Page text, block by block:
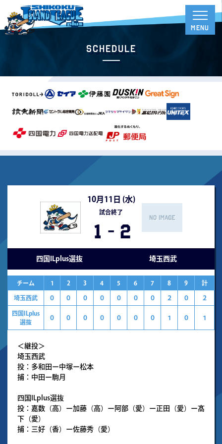
Schedule
10月11日 (水)
試合終了
1 - 2
四国ILplus選抜 埼玉西武
チーム 1 2 3 4 5 6 7 8 9 計
埼玉西武 ０ ０ ０ ０ ０ ０ ０ ２ ０ ２
四国ILplus
選抜
０ ０ ０ ０ ０ ０ ０ １ ０ １
＜継投＞
埼玉西武
投：多和田ー中塚ー松本
捕：中田ー駒月
四国ILplus選抜
投：嘉数（高）ー加藤（高）ー阿部（愛）ー正田（愛）ー髙
下（愛）
捕：三好（香）ー佐藤秀（愛）